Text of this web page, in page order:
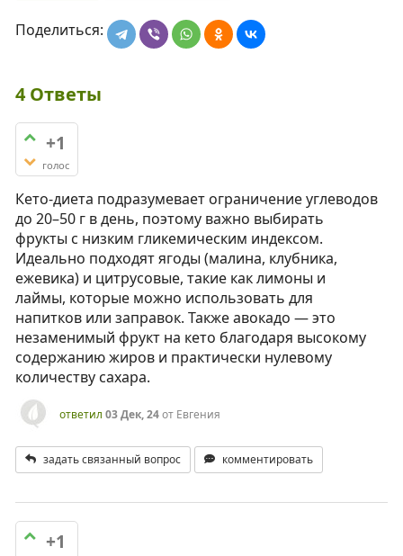
Поделиться:
4Ответы
+1
голос
Кето-диета подразумевает ограничение углеводов
до 20–50 г в день, поэтому важно выбирать
фрукты с низким гликемическим индексом.
Идеально подходят ягоды (малина, клубника,
ежевика) и цитрусовые, такие как лимоны и
лаймы, которые можно использовать для
напитков или заправок. Также авокадо — это
незаменимый фрукт на кето благодаря высокому
содержанию жиров и практически нулевому
количеству сахара.
ответил 03 Дек, 24от Евгения
задать связанный вопрос комментировать
+1